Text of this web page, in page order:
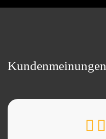
Kundenmeinungen